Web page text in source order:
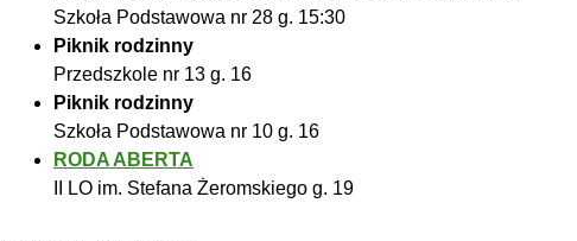
Szkoła Podstawowa nr 28 g. 15:30
Piknik rodzinny
Przedszkole nr 13 g. 16
Piknik rodzinny
Szkoła Podstawowa nr 10 g. 16
RODA ABERTA
II LO im. Stefana Żeromskiego g. 19